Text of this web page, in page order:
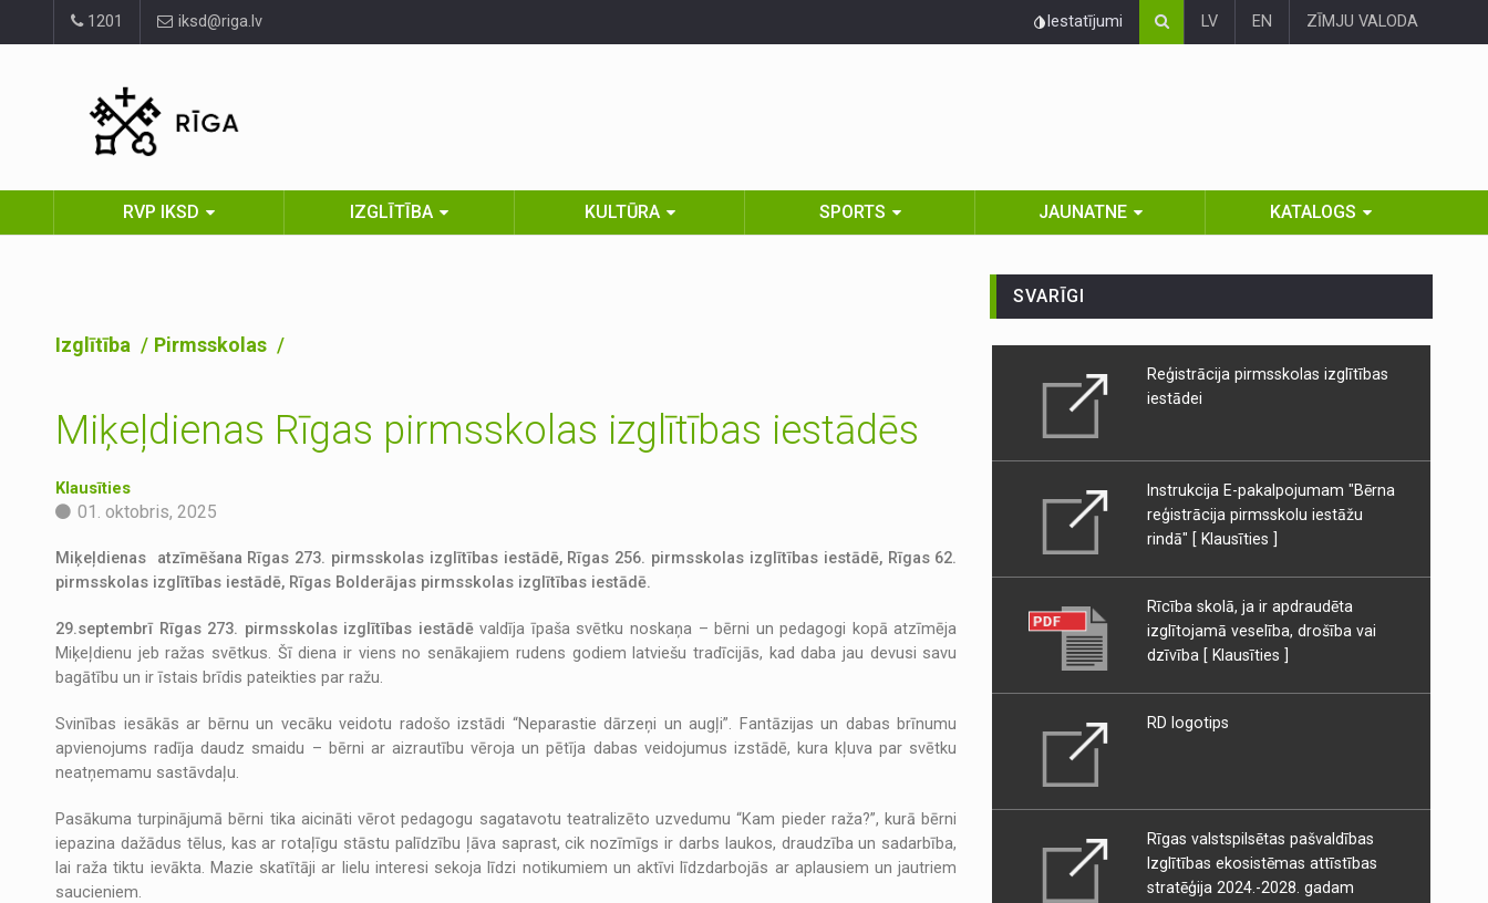
1201 iksd@riga.lv Iestatījumi LV EN ZĪMJU VALODA
RVP IKSD IZGLĪTĪBA KULTŪRA SPORTS JAUNATNE KATALOGS
Izglītība Pirmsskolas
Miķeļdienas Rīgas pirmsskolas izglītības iestādēs
Klausīties
01. oktobris, 2025
Miķeļdienas atzīmēšana Rīgas 273. pirmsskolas izglītības iestādē, Rīgas 256. pirmsskolas izglītības iestādē, Rīgas 62.
pirmsskolas izglītības iestādē, Rīgas Bolderājas pirmsskolas izglītības iestādē.
29.septembrī Rīgas 273. pirmsskolas izglītības iestādēvaldīja īpaša svētku noskaņa – bērni un pedagogi kopā atzīmēja
Miķeļdienu jeb ražas svētkus. Šī diena ir viens no senākajiem rudens godiem latviešu tradīcijās, kad daba jau devusi savu
bagātību un ir īstais brīdis pateikties par ražu.
Svinības iesākās ar bērnu un vecāku veidotu radošo izstādi “Neparastie dārzeņi un augļi”. Fantāzijas un dabas brīnumu
apvienojums radīja daudz smaidu – bērni ar aizrautību vēroja un pētīja dabas veidojumus izstādē, kura kļuva par svētku
neatņemamu sastāvdaļu.
Pasākuma turpinājumā bērni tika aicināti vērot pedagogu sagatavotu teatralizēto uzvedumu “Kam pieder raža?”, kurā bērni
iepazina dažādus tēlus, kas ar rotaļīgu stāstu palīdzību ļāva saprast, cik nozīmīgs ir darbs laukos, draudzība un sadarbība,
lai raža tiktu ievākta. Mazie skatītāji ar lielu interesi sekoja līdzi notikumiem un aktīvi līdzdarbojās ar aplausiem un jautriem
saucieniem.
SVARĪGI
Reģistrācija pirmsskolas izglītības
iestādei
Instrukcija E-pakalpojumam "Bērna
reģistrācija pirmsskolu iestāžu
rindā" [ Klausīties ]
Rīcība skolā, ja ir apdraudēta
izglītojamā veselība, drošība vai
dzīvība [ Klausīties ]
RD logotips
Rīgas valstspilsētas pašvaldības
Izglītības ekosistēmas attīstības
stratēģija 2024.-2028. gadam